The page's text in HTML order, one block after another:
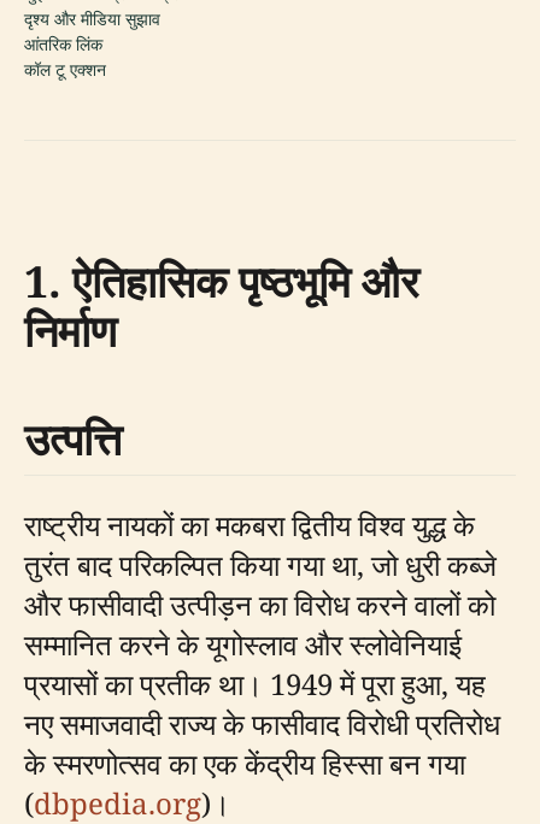
दृश्य और मीडिया सुझाव
आंतरिक लिंक
कॉल टू एक्शन
1. ऐतिहासिक पृष्ठभूमि और
निर्माण
उत्पत्ति
राष्ट्रीय नायकों का मकबरा द्वितीय विश्व युद्ध के
तुरंत बाद परिकल्पित किया गया था, जो धुरी कब्जे
और फासीवादी उत्पीड़न का विरोध करने वालों को
सम्मानित करने के यूगोस्लाव और स्लोवेनियाई
प्रयासों का प्रतीक था। 1949 में पूरा हुआ, यह
नए समाजवादी राज्य के फासीवाद विरोधी प्रतिरोध
के स्मरणोत्सव का एक केंद्रीय हिस्सा बन गया
(dbpedia.org)।